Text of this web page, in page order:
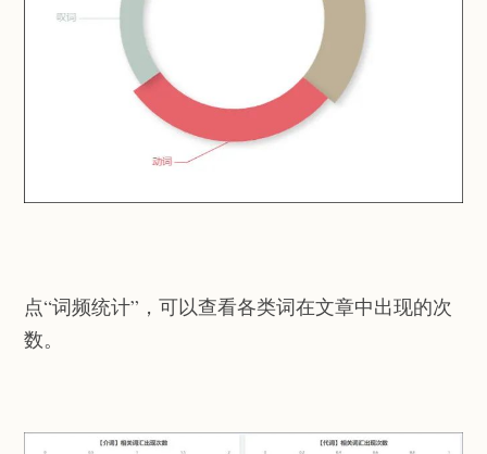
点“词频统计”，可以查看各类词在文章中出现的次
数。